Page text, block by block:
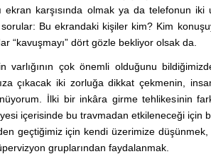
ekran karşısında olmak ya da telefonun
sorular: Bu ekrandaki kişiler kim? Kim
“kavuşmayı” dört gözle bekliyor olsak da.
varlığının çok önemli olduğunu
çıkacak iki zorluğa dikkat çekmenin,
İlki bir inkâra girme tehlikesinin
içerisinde bu travmadan etkileneceği için
geçtiğimiz için kendi üzerimize düşünmek,
gruplarından faydalanmak.